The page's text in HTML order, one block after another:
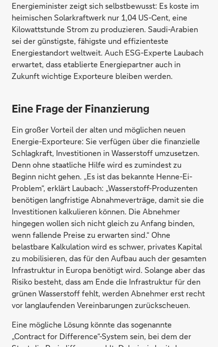
Energieminister zeigt sich selbstbewusst: Es koste im
heimischen Solarkraftwerk nur 1,04 US-Cent, eine
Kilowattstunde Strom zu produzieren. Saudi-Arabien
sei der günstigste, fähigste und effizienteste
Energiestandort weltweit. Auch ESG-Experte Laubach
erwartet, dass etablierte Energiepartner auch in
Zukunft wichtige Exporteure bleiben werden.
Eine Frage der Finanzierung
Ein großer Vorteil der alten und möglichen neuen
Energie-Exporteure: Sie verfügen über die finanzielle
Schlagkraft, Investitionen in Wasserstoff umzusetzen.
Denn ohne staatliche Hilfe wird es zumindest zu
Beginn nicht gehen. „Es ist das bekannte Henne-Ei-
Problem“, erklärt Laubach: „Wasserstoff-Produzenten
benötigen langfristige Abnahmeverträge, damit sie die
Investitionen kalkulieren können. Die Abnehmer
hingegen wollen sich nicht gleich zu Anfang binden,
wenn fallende Preise zu erwarten sind.“ Ohne
belastbare Kalkulation wird es schwer, privates Kapital
zu mobilisieren, das für den Aufbau auch der gesamten
Infrastruktur in Europa benötigt wird. Solange aber das
Risiko besteht, dass am Ende die Infrastruktur für den
grünen Wasserstoff fehlt, werden Abnehmer erst recht
vor langlaufenden Vereinbarungen zurückscheuen.
Eine mögliche Lösung könnte das sogenannte
„Contract for Difference“-System sein, bei dem der